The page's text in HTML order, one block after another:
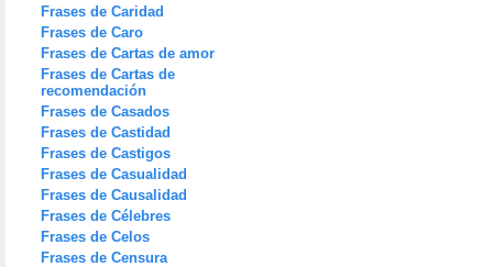
Frases de Caridad
Frases de Caro
Frases de Cartas de amor
Frases de Cartas de
recomendación
Frases de Casados
Frases de Castidad
Frases de Castigos
Frases de Casualidad
Frases de Causalidad
Frases de Célebres
Frases de Celos
Frases de Censura